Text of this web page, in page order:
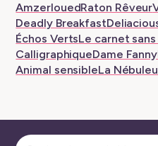
AmzerlouedRaton Rêveur
Deadly Breakfast
Échos VertsLe carnet
CalligraphiqueDame Fanny
Animal sensibleLa
Sélectionner